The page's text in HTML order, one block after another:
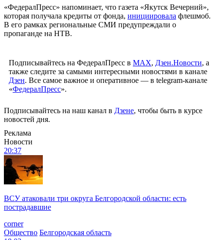
«ФедералПресс» напоминает, что газета «Якутск Вечерний»,
которая получала кредиты от фонда, инициировала флешмоб.
В его рамках региональные СМИ предупреждали о
пропаганде на НТВ.
Подписывайтесь на ФедералПресс в МАХ, Дзен.Новости, а
также следите за самыми интересными новостями в канале
Дзен. Все самое важное и оперативное — в telegram-канале
«ФедералПресс».
Подписывайтесь на наш канал в Дзене, чтобы быть в курсе
новостей дня.
Реклама
Новости
20:37
ВСУ атаковали три округа Белгородской области: есть
пострадавшие
corner
Общество Белгородская область